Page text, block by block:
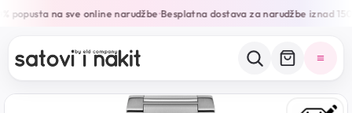
popusta na sve online narudžbe•Besplatna dostava za narudžbe iznad